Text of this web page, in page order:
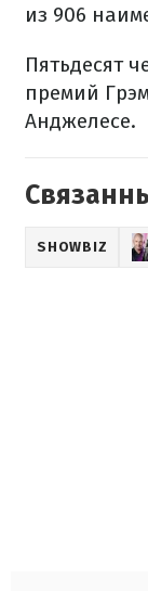
из 906
Пятьдесят
премий
Анджелесе.
SHOWBIZ